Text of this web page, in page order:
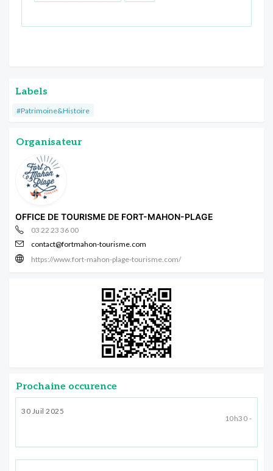
Labels
#Patrimoine&Histoire
Organisateur
OFFICE DE TOURISME DE FORT-MAHON-PLAGE
03 22 23 36 00
contact@fortmahon-tourisme.com
https://www.fort-mahon-plage-tourisme.com/
Prochaine occurence
30 Juil 2025
10h30 -